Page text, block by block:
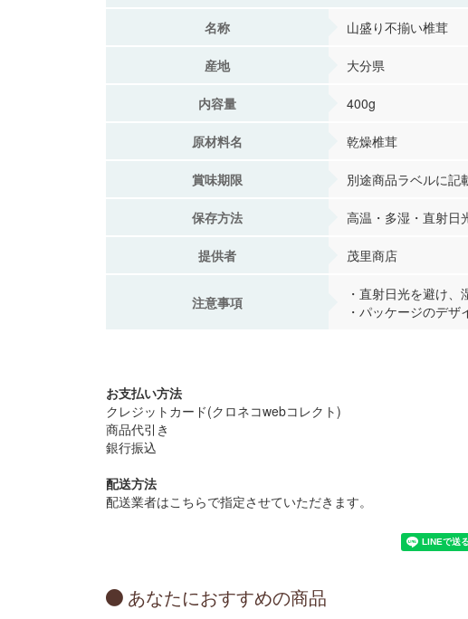
名称 山盛り不揃い椎茸
産地 大分県
内容量 400g
原材料名 乾燥椎茸
賞味期限 別途商品ラベルに記
保存方法 高温・多湿・直射日
提供者 茂里商店
注意事項
・直射日光を避け、
・パッケージのデザ
お支払い方法
クレジットカード(クロネコwebコレクト)
商品代引き
銀行振込
配送方法
配送業者はこちらで指定させていただきます。
あなたにおすすめの商品